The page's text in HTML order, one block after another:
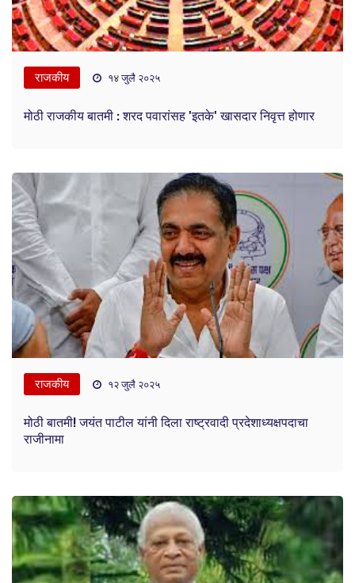
राजकीय १४ जुलै २०२५
मोठी राजकीय बातमी : शरद पवारांसह 'इतके' खासदार निवृत्त होणार
राजकीय १२ जुलै २०२५
मोठी बातमी! जयंत पाटील यांनी दिला राष्ट्रवादी प्रदेशाध्यक्षपदाचा
राजीनामा